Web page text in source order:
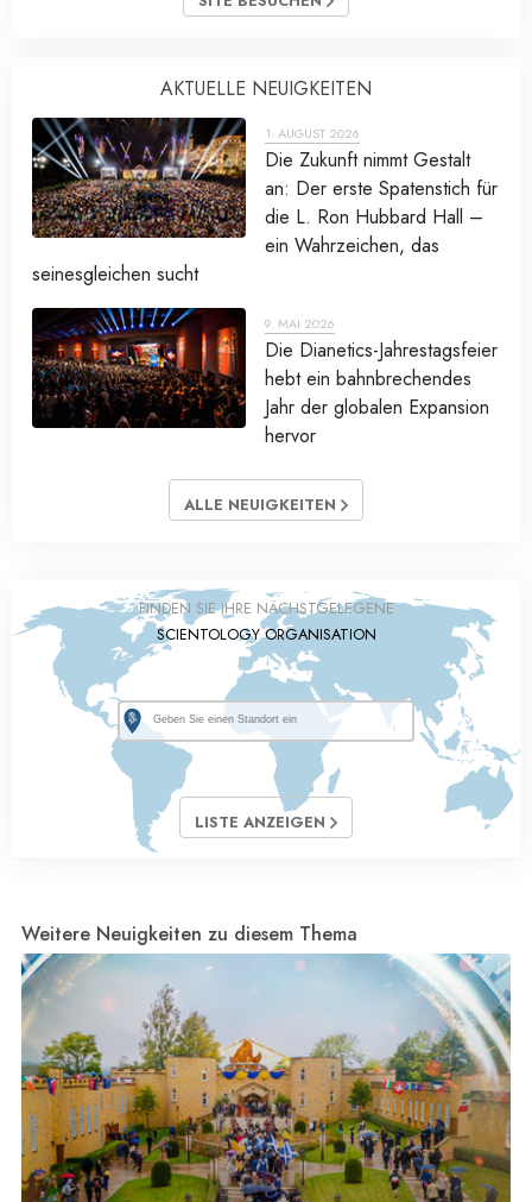
AKTUELLE NEUIGKEITEN
1. AUGUST 2026
Die Zukunft nimmt Gestalt
an: Der erste Spatenstich für
die L. Ron Hubbard Hall –
ein Wahrzeichen, das
seinesgleichen sucht
9. MAI 2026
Die Dianetics-Jahrestagsfeier
hebt ein bahnbrechendes
Jahr der globalen Expansion
hervor
ALLE NEUIGKEITEN
FINDEN SIE IHRE NÄCHSTGELEGENE
SCIENTOLOGY ORGANISATION
LISTE ANZEIGEN
Weitere Neuigkeiten zu diesem Thema